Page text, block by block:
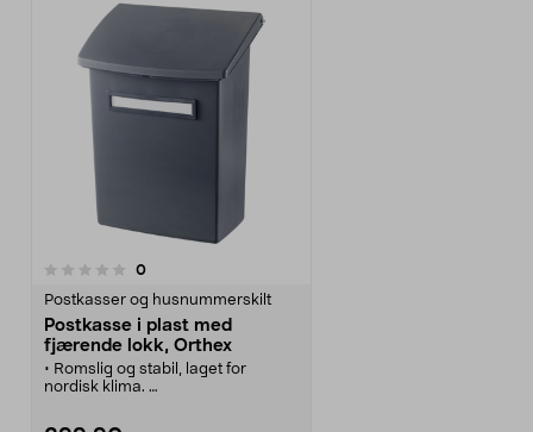
0anmeldelser
Postkasser og husnummerskilt
Postkasse i plast med
fjærende lokk, Orthex
• Romslig og stabil, laget for
nordisk klima.